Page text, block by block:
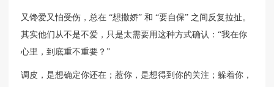
又馋爱又怕受伤，总在 “想撒娇” 和 “要自保” 之间反复拉扯。
其实他们从不是不爱，只是太需要用这种方式确认：“我在你
心里，到底重不重要？”
调皮，是想确定你还在；惹你，是想得到你的关注；躲着你，